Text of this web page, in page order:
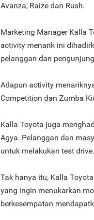
Avanza, Raize dan Rush.
Marketing Manager Kalla
activity menarik ini
pelanggan dan
Adapun activity
Competition dan Zumba
Kalla Toyota juga
Agya. Pelanggan dan
untuk melakukan test drive.
Tak hanya itu, Kalla
yang ingin menukarkan
berkesempatan